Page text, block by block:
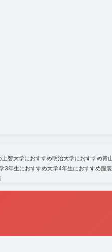
上智大学におすすめ明治大学におすすめ青
3年生におすすめ大学4年生におすすめ服